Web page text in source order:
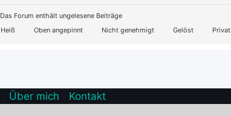
Das Forum enthält ungelesene Beiträge
Heiß Oben angepinnt Nicht genehmigt Gelöst Privat
Über mich Kontakt